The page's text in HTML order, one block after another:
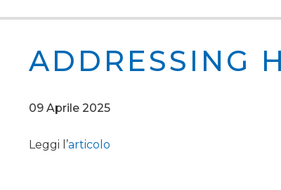
ADDRESSING
09 Aprile 2025
Leggi l’articolo